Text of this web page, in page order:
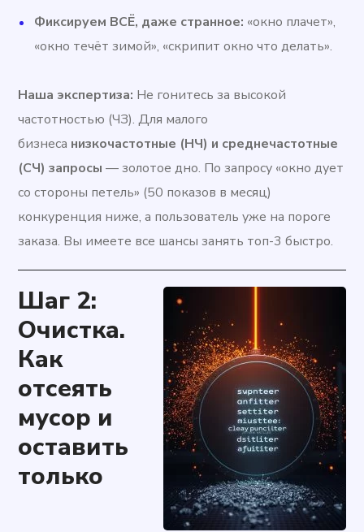
Фиксируем ВСЁ, даже странное: «окно плачет»,
«окно течёт зимой», «скрипит окно что делать».
Наша экспертиза: Не гонитесь за высокой
частотностью (ЧЗ). Для малого
бизнеса низкочастотные (НЧ) и среднечастотные
(СЧ) запросы — золотое дно. По запросу «окно дует
со стороны петель» (50 показов в месяц)
конкуренция ниже, а пользователь уже на пороге
заказа. Вы имеете все шансы занять топ-3 быстро.
Шаг 2:
Очистка.
Как
отсеять
мусор и
оставить
только